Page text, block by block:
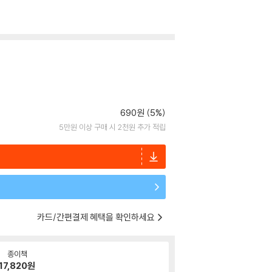
690원 (5%)
5만원 이상 구매 시 2천원 추가 적립
카드/간편결제 혜택을 확인하세요
종이책
원